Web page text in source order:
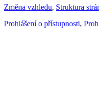
Změna vzhledu, Struktura
Prohlášení o přístupnosti,